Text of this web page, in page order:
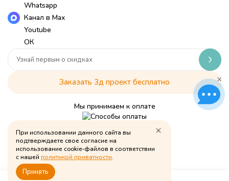
Whatsapp
Канал в Max
Youtube
ОК
Заказать 3д проект бесплатно
Мы принимаем к оплате
Политика обработки персональных данных
© Babymouse, 2026
При использовании данного сайта вы
подтверждаете свое согласие на
использование cookie-файлов в соответствии
с нашей политикой приватности.
Принять
×